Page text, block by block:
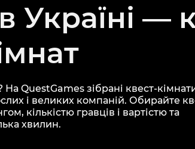
Україні —
QuestGames зібрані квест-
і великих компаній. Обирайте
кількістю гравців і вартістю та
хвилин.